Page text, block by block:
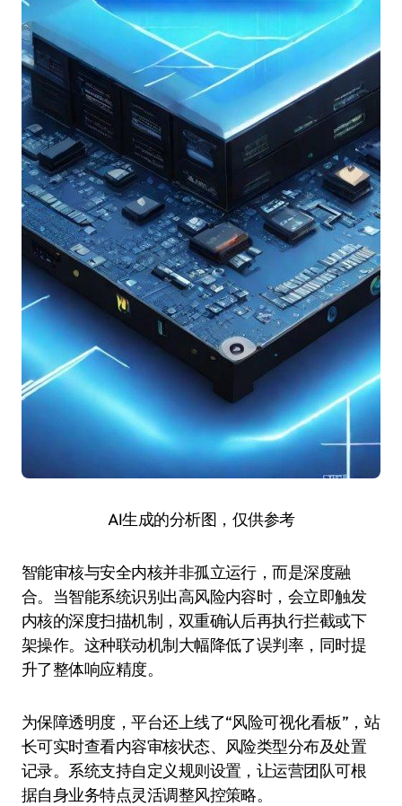
AI生成的分析图，仅供参考
智能审核与安全内核并非孤立运行，而是深度融
合。当智能系统识别出高风险内容时，会立即触发
内核的深度扫描机制，双重确认后再执行拦截或下
架操作。这种联动机制大幅降低了误判率，同时提
升了整体响应精度。
为保障透明度，平台还上线了“风险可视化看板”，站
长可实时查看内容审核状态、风险类型分布及处置
记录。系统支持自定义规则设置，让运营团队可根
据自身业务特点灵活调整风控策略。